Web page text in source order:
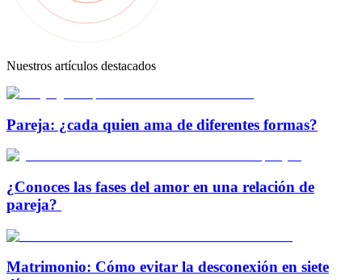
Nuestros artículos destacados
Pareja: ¿cada quien ama de diferentes formas?
¿Conoces las fases del amor en una relación de
pareja?
Matrimonio: Cómo evitar la desconexión en siete